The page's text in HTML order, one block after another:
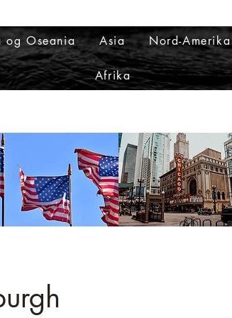
og Oseania Asia Nord-Amerika
Afrika